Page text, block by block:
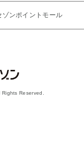
ゾンポイントモール
Reserved.